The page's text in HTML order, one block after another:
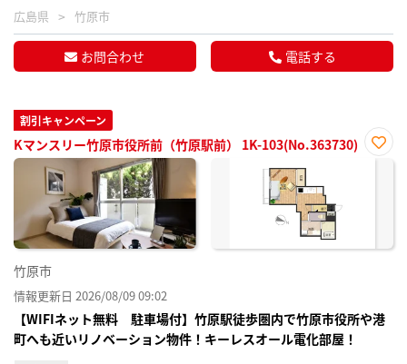
広島県 竹原市
お問合わせ 電話する
割引キャンペーン
Kマンスリー竹原市役所前（竹原駅前） 1K-103(No.363730)
お気
竹原市
情報更新日 2026/08/09 09:02
【WIFIネット無料 駐車場付】竹原駅徒歩圏内で竹原市役所や港
町へも近いリノベーション物件！キーレスオール電化部屋！